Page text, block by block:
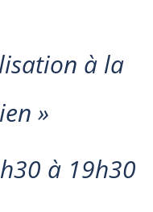
à la
»
à 19h30